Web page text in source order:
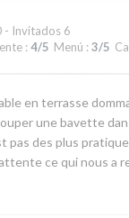
- Invitados 6
: 4/5 Menú : 3/5
en terrasse
une bavette
pas des plus
ce qui nous a